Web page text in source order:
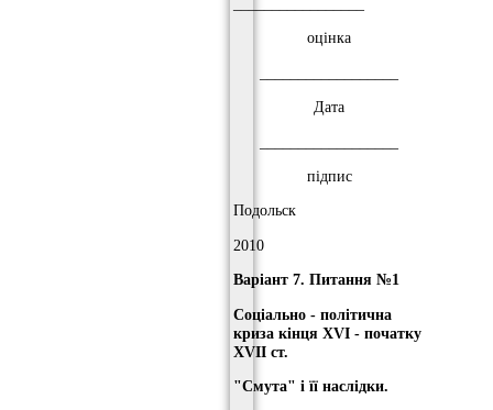
оцінка
Дата
підпис
Подольск
2010
Варіант 7. Питання №1
Соціально - політична
криза кінця XVI - початку
XVII ст.
"Смута" і її наслідки.